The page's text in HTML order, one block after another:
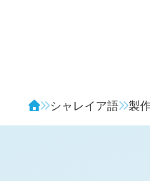
シャレイア語 製